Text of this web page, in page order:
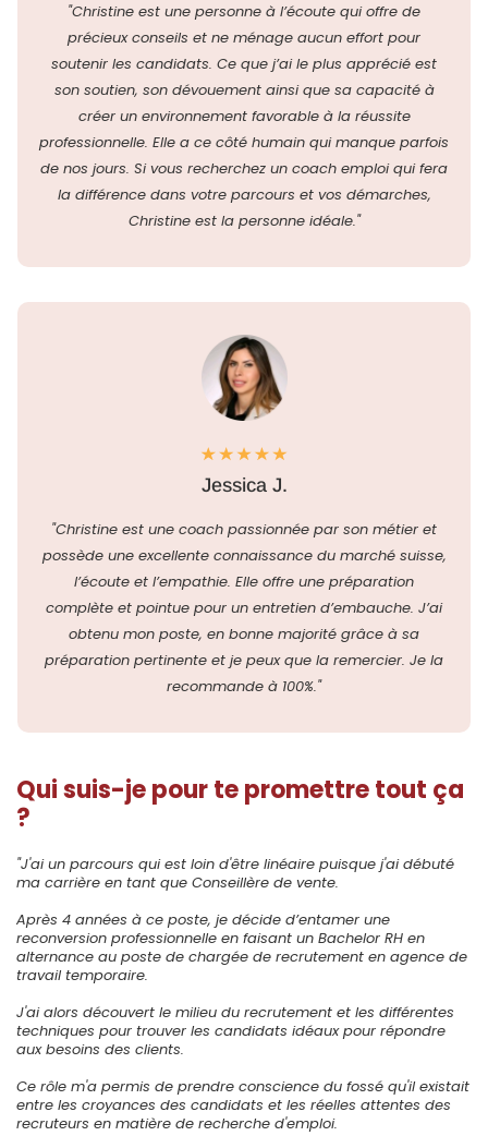
"Christine est une personne à l’écoute qui offre de
précieux conseils et ne ménage aucun effort pour
soutenir les candidats. Ce que j’ai le plus apprécié est
son soutien, son dévouement ainsi que sa capacité à
créer un environnement favorable à la réussite
professionnelle. Elle a ce côté humain qui manque parfois
de nos jours. Si vous recherchez un coach emploi qui fera
la différence dans votre parcours et vos démarches,
Christine est la personne idéale."
Jessica J.
"Christine est une coach passionnée par son métier et
possède une excellente connaissance du marché suisse,
l’écoute et l’empathie. Elle offre une préparation
complète et pointue pour un entretien d’embauche. J’ai
obtenu mon poste, en bonne majorité grâce à sa
préparation pertinente et je peux que la remercier. Je la
recommande à 100%."
Qui suis-je pour te promettre tout ça
?
"J'ai un parcours qui est loin d'être linéaire puisque j'ai débuté
ma carrière en tant que Conseillère de vente.
Après 4 années à ce poste, je décide d’entamer une
reconversion professionnelle en faisant un Bachelor RH en
alternance au poste de chargée de recrutement en agence de
travail temporaire.
J'ai alors découvert le milieu du recrutement et les différentes
techniques pour trouver les candidats idéaux pour répondre
aux besoins des clients.
Ce rôle m'a permis de prendre conscience du fossé qu'il existait
entre les croyances des candidats et les réelles attentes des
recruteurs en matière de recherche d'emploi.